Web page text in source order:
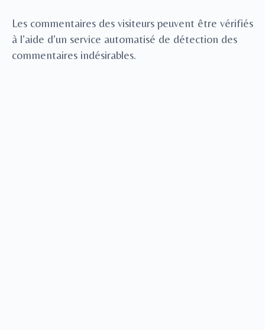
Les commentaires des visiteurs peuvent être vérifiés
à l’aide d’un service automatisé de détection des
commentaires indésirables.